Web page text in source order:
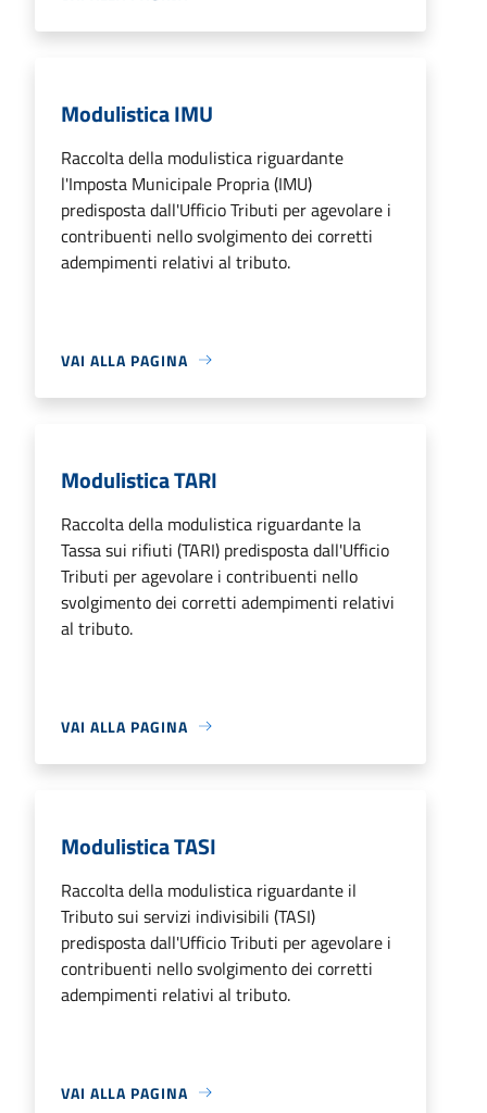
Modulistica IMU
Raccolta della modulistica riguardante
l'Imposta Municipale Propria (IMU)
predisposta dall'Ufficio Tributi per agevolare i
contribuenti nello svolgimento dei corretti
adempimenti relativi al tributo.
VAI ALLA PAGINA
Modulistica TARI
Raccolta della modulistica riguardante la
Tassa sui rifiuti (TARI) predisposta dall'Ufficio
Tributi per agevolare i contribuenti nello
svolgimento dei corretti adempimenti relativi
al tributo.
VAI ALLA PAGINA
Modulistica TASI
Raccolta della modulistica riguardante il
Tributo sui servizi indivisibili (TASI)
predisposta dall'Ufficio Tributi per agevolare i
contribuenti nello svolgimento dei corretti
adempimenti relativi al tributo.
VAI ALLA PAGINA